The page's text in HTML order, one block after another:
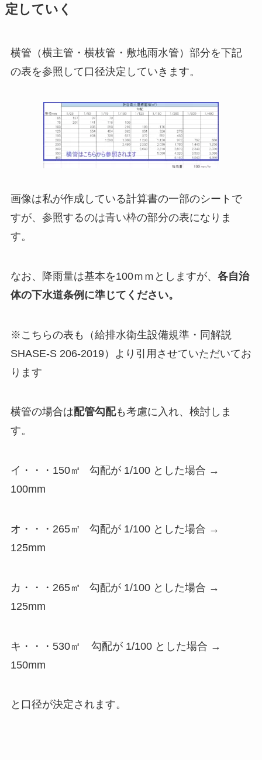
定していく
横管（横主管・横枝管・敷地雨水管）部分を下記
の表を参照して口径決定していきます。
画像は私が作成している計算書の一部のシートで
すが、参照するのは青い枠の部分の表になりま
す。
なお、降雨量は基本を100ｍｍとしますが、 各自治
体の下水道条例に準じてください。
※こちらの表も（給排水衛生設備規準・同解説
SHASE-S 206-2019）より引用させていただいてお
ります
横管の場合は配管勾配も考慮に入れ、検討しま
す。
イ・・・150㎡ 勾配が 1/100 とした場合 →
100mm
オ・・・265㎡ 勾配が 1/100 とした場合 →
125mm
カ・・・265㎡ 勾配が 1/100 とした場合 →
125mm
キ・・・530㎡ 勾配が 1/100 とした場合 →
150mm
と口径が決定されます。